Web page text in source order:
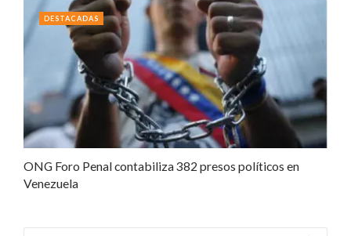
ONG Foro Penal contabiliza 382 presos políticos en
Venezuela
DESTACADAS